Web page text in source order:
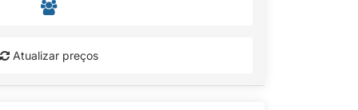
Atualizar preços